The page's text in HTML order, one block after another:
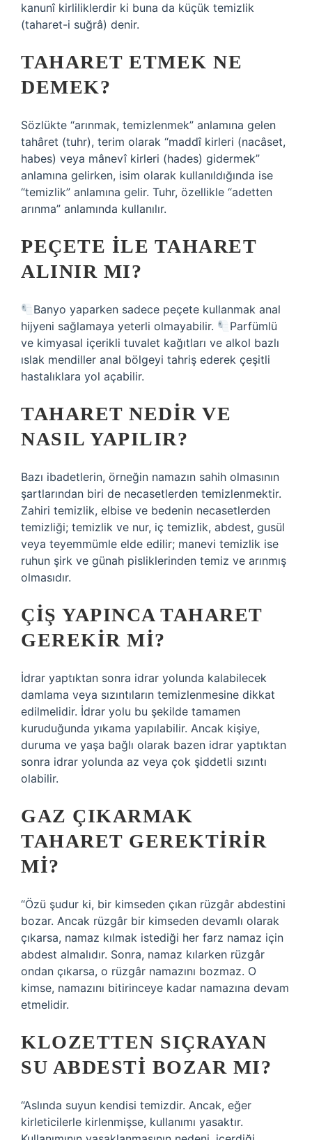
kanunî kirliliklerdir ki buna da küçük temizlik
(taharet-i suğrâ) denir.
TAHARET ETMEK NE
DEMEK?
Sözlükte “arınmak, temizlenmek” anlamına gelen
tahâret (tuhr), terim olarak “maddî kirleri (nacâset,
habes) veya mânevî kirleri (hades) gidermek”
anlamına gelirken, isim olarak kullanıldığında ise
“temizlik” anlamına gelir. Tuhr, özellikle “adetten
arınma” anlamında kullanılır.
PEÇETE ILE TAHARET
ALINIR MI?
Banyo yaparken sadece peçete kullanmak anal
hijyeni sağlamaya yeterli olmayabilir.
Parfümlü
ve kimyasal içerikli tuvalet kağıtları ve alkol bazlı
ıslak mendiller anal bölgeyi tahriş ederek çeşitli
hastalıklara yol açabilir.
TAHARET NEDIR VE
NASIL YAPILIR?
Bazı ibadetlerin, örneğin namazın sahih olmasının
şartlarından biri de necasetlerden temizlenmektir.
Zahiri temizlik, elbise ve bedenin necasetlerden
temizliği; temizlik ve nur, iç temizlik, abdest, gusül
veya teyemmümle elde edilir; manevi temizlik ise
ruhun şirk ve günah pisliklerinden temiz ve arınmış
olmasıdır.
ÇIŞ YAPINCA TAHARET
GEREKIR MI?
İdrar yaptıktan sonra idrar yolunda kalabilecek
damlama veya sızıntıların temizlenmesine dikkat
edilmelidir. İdrar yolu bu şekilde tamamen
kuruduğunda yıkama yapılabilir. Ancak kişiye,
duruma ve yaşa bağlı olarak bazen idrar yaptıktan
sonra idrar yolunda az veya çok şiddetli sızıntı
olabilir.
GAZ ÇIKARMAK
TAHARET GEREKTIRIR
MI?
“Özü şudur ki, bir kimseden çıkan rüzgâr abdestini
bozar. Ancak rüzgâr bir kimseden devamlı olarak
çıkarsa, namaz kılmak istediği her farz namaz için
abdest almalıdır. Sonra, namaz kılarken rüzgâr
ondan çıkarsa, o rüzgâr namazını bozmaz. O
kimse, namazını bitirinceye kadar namazına devam
etmelidir.
KLOZETTEN SIÇRAYAN
SU ABDESTI BOZAR MI?
“Aslında suyun kendisi temizdir. Ancak, eğer
kirleticilerle kirlenmişse, kullanımı yasaktır.